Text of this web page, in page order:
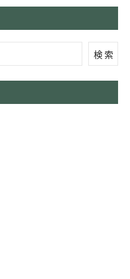
検 索